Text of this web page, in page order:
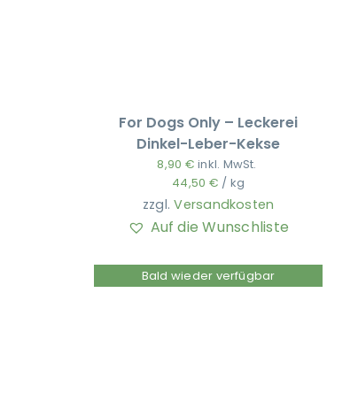
For Dogs Only – Leckerei
Dinkel-Leber-Kekse
8,90 € inkl. MwSt.
44,50 € / kg
zzgl.Versandkosten
Auf die Wunschliste
Bald wieder verfügbar